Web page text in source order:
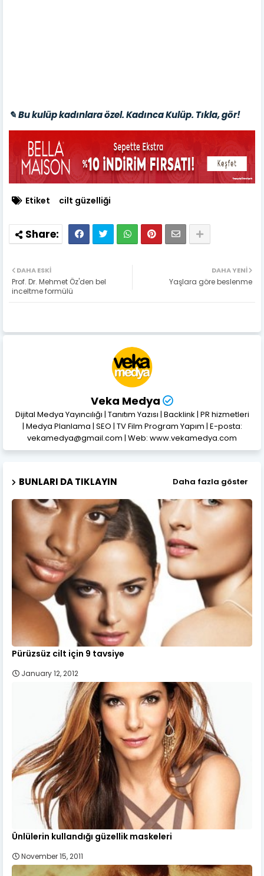
✎ Bu kulüp kadınlara özel. Kadınca Kulüp. Tıkla, gör!
Etiket cilt güzelliği
DAHA YENI
Yaşlara göre beslenme
DAHA ESKI
Prof. Dr. Mehmet Öz'den bel
inceltme formülü
Veka Medya
Dijital Medya Yayıncılığı | Tanıtım Yazısı | Backlink | PR hizmetleri
| Medya Planlama | SEO | TV Film Program Yapım | E-posta:
vekamedya@gmail.com | Web: www.vekamedya.com
BUNLARI DA TIKLAYIN Daha fazla göster
Pürüzsüz cilt için 9 tavsiye
January 12, 2012
Ünlülerin kullandığı güzellik maskeleri
November 15, 2011